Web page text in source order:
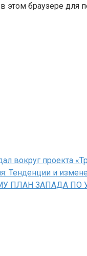
этом браузере
вокруг проекта
Тенденции и
ПЛАН ЗАПАДА ПО